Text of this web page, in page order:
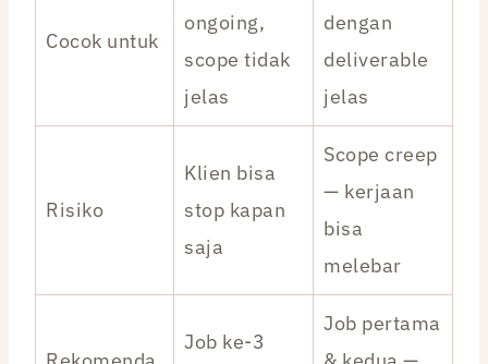
Cocok untuk
ongoing,
scope tidak
jelas
dengan
deliverable
jelas
Risiko
Klien bisa
stop kapan
saja
Scope creep
— kerjaan
bisa
melebar
Job ke-3
Job pertama